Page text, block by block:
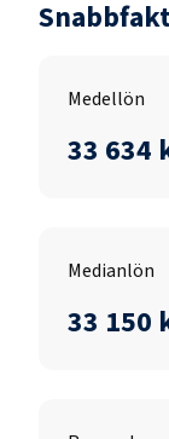
Medellön
33 634
Medianlön
33 150